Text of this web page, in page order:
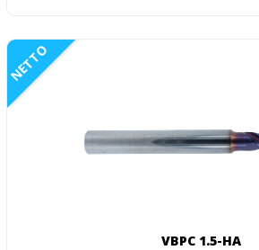
NETTO
VBPC 1.5-HA